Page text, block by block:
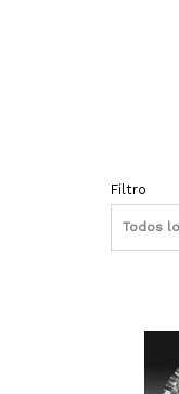
Filtro
Todos